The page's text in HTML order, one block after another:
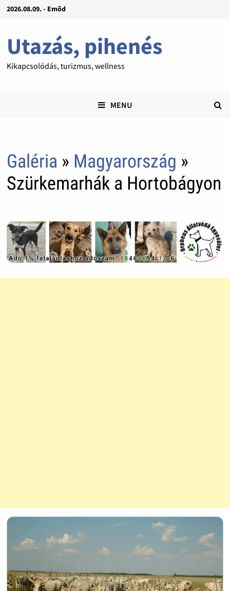
2026.08.09. - Emõd
Utazás, pihenés
Kikapcsolódás, turizmus, wellness
MENU
Galéria » Magyarország »
Szürkemarhák a Hortobágyon